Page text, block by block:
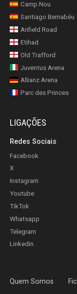
Camp Nou
Santiago Bernabéu
Anfield Road
Etihad
Old Trafford
Juventus Arena
Allianz Arena
Parc des Princes
LIGAÇÕES
Redes Sociais
Facebook
X
Instagram
Youtube
TikTok
Whatsapp
Telegram
Linkedin
Quem Somos